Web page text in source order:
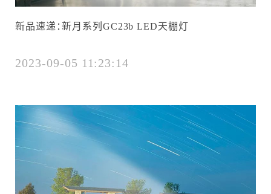
新品速递：新月系列GC23b LED天棚灯
2023-09-05 11:23:14